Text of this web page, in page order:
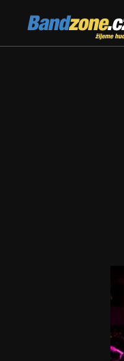
Bandzone.cz
žijeme hudbou